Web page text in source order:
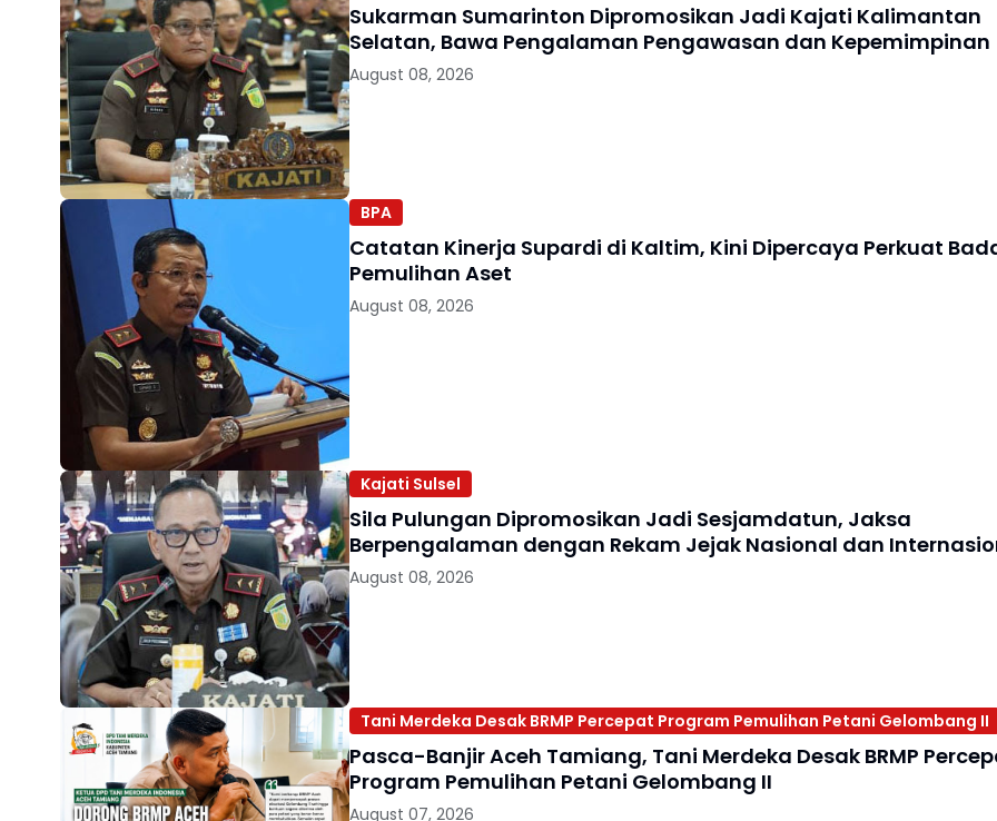
Sukarman Sumarinton Dipromosikan Jadi Kajati Kalimantan
Selatan, Bawa Pengalaman Pengawasan dan Kepemimpinan
August 08, 2026
BPA
Catatan Kinerja Supardi di Kaltim, Kini Dipercaya Perkuat
Pemulihan Aset
August 08, 2026
Kajati Sulsel
Sila Pulungan Dipromosikan Jadi Sesjamdatun, Jaksa
Berpengalaman dengan Rekam Jejak Nasional dan
August 08, 2026
Tani Merdeka Desak BRMP Percepat Program Pemulihan Petani Gelombang II
Pasca-Banjir Aceh Tamiang, Tani Merdeka Desak BRMP
Program Pemulihan Petani Gelombang II
August 07, 2026